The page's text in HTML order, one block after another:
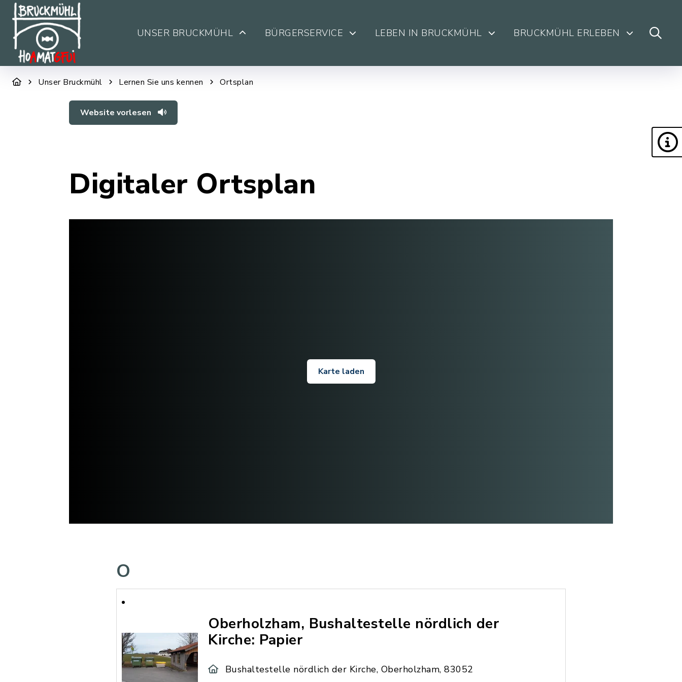
UNSER BRUCKMÜHL BÜRGERSERVICE LEBEN IN BRUCKMÜHL BRUCKMÜHL ERLEBEN
Unser Bruckmühl Lernen Sie uns kennen Ortsplan
Website vorlesen
Digitaler Ortsplan
Karte laden
O
Oberholzham, Bushaltestelle nördlich der
Kirche: Papier
Bushaltestelle nördlich der Kirche, Oberholzham, 83052